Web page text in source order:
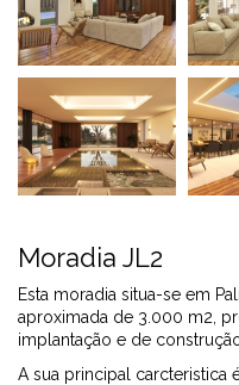
Moradia JL2
Esta moradia situa-se em
aproximada de 3.000 m2,
implantação e de
A sua principal carcteristica